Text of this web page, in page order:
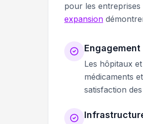
pour les
expansion
Les hôpitaux
médicaments
satisfaction